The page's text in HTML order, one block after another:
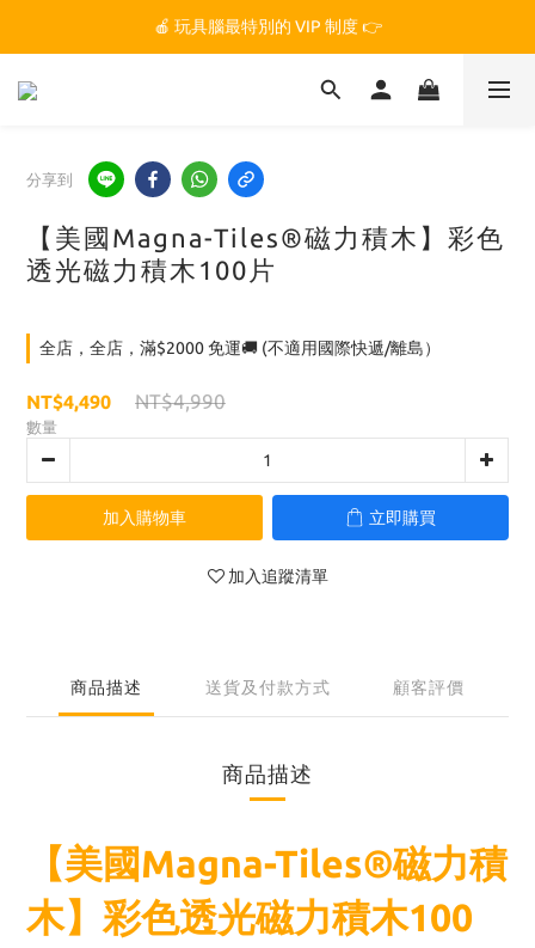
🏆 玩具腦是全台第一個獲得 STEM.org 教育平台
🍎 玩具腦最特別的 VIP 制度 👉
🏆 玩具腦是全台第一個獲得 STEM.org 教育平台
分享到
【美國Magna-Tiles®磁力積木】彩色
透光磁力積木100片
全店，全店，滿$2000 免運🚚 (不適用國際快遞/離島）
NT$4,490 NT$4,990
數量
加入購物車 立即購買
加入追蹤清單
商品描述 送貨及付款方式 顧客評價
商品描述
【美國Magna-Tiles®磁力積
木】彩色透光磁力積木100